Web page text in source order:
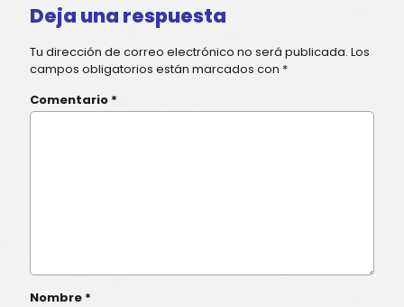
Deja una respuesta
Tu dirección de correo electrónico no será publicada. Los
campos obligatorios están marcados con *
Comentario *
Nombre *